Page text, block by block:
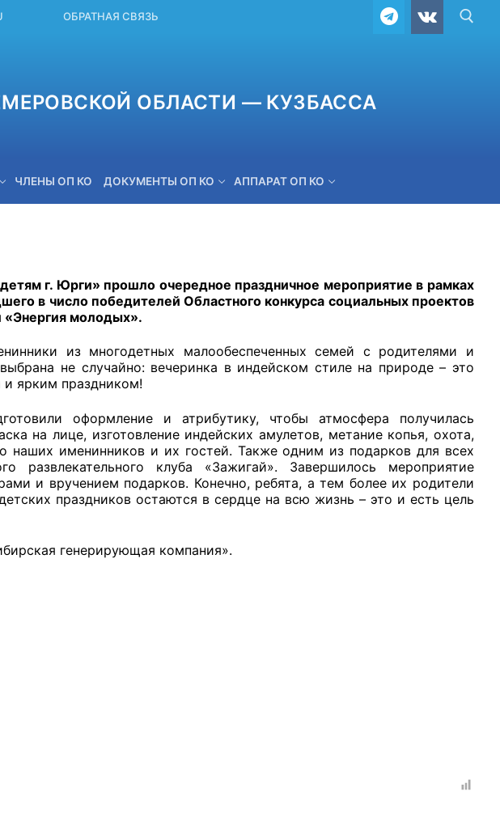
ОБРАТНАЯ СВЯЗЬ
ОБЛАСТИ — КУЗБАССА
ЧЛЕНЫ ОП КО ДОКУМЕНТЫ ОП КО АППАРАТ ОП КО
ОБРАТНАЯ СВЯЗЬ
федеральных органов
оценки качества условий
г. Юрги» прошло очередное праздничное мероприятие в рамках
в число победителей Областного конкурса социальных проектов
молодых».
из многодетных малообеспеченных семей с родителями и
не случайно: вечеринка в индейском стиле на природе – это
и ярким праздником!
оформление и атрибутику, чтобы атмосфера получилась
на лице, изготовление индейских амулетов, метание копья, охота,
наших именинников и их гостей. Также одним из подарков для всех
клуба «Зажигай». Завершилось мероприятие
и вручением подарков. Конечно, ребята, а тем более их родители
праздников остаются в сердце на всю жизнь – это и есть цель
генерирующая компания».